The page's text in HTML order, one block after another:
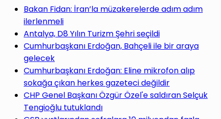
yap
...
Bakan Fidan: İran’la müzakerelerde adım adım
ilerlenmeli
Antalya, D8 Yılın Turizm Şehri seçildi
Cumhurbaşkanı Erdoğan, Bahçeli ile bir araya
gelecek
Cumhurbaşkanı Erdoğan: Eline mikrofon alıp
sokağa çıkan herkes gazeteci değildir
CHP Genel Başkanı Özgür Özel'e saldıran Selçuk
Tengioğlu tutuklandı